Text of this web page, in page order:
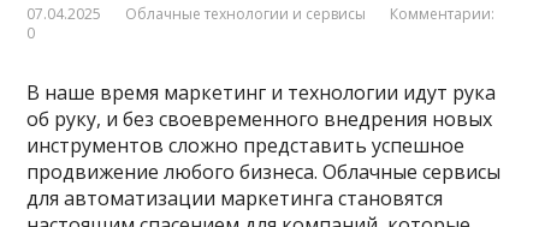
07.04.2025 Облачные технологии и сервисы
Комментарии:
0
В наше время маркетинг и технологии идут рука
об руку, и без своевременного внедрения новых
инструментов сложно представить успешное
продвижение любого бизнеса. Облачные сервисы
для автоматизации маркетинга становятся